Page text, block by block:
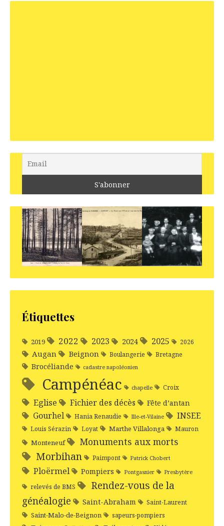
Étiquettes
2019 2022 2023 2024 2025 2026
Augan Beignon Boulangerie Bretagne
Brocéliande cadastre napoléonien
Campénéac chapelle Croix
Eglise Fichier des décès Fête d’antan
Gourhel Hania Renaudie Ille-et-Vilaine INSEE
Louis Sérazin Loyat Marthe Villalonga Mauron
Monteneuf Monuments aux morts
Morbihan Paimpont Patrick Chobert
Ploërmel Pompiers Pontgasnier Presbytère
relevés de BMS
Rendez-vous de la
généalogie
Saint-Abraham Saint-Laurent
Saint-Malo-de-Beignon sapeurs-pompiers